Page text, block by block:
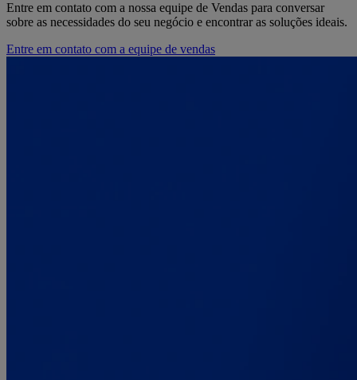
Entre em contato com a nossa equipe de Vendas para conversar
sobre as necessidades do seu negócio e encontrar as soluções ideais.
Entre em contato com a equipe de vendas